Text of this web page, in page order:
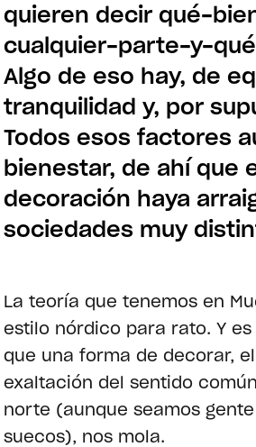
quieren decir qué-
cualquier-parte-y-
Algo de eso hay, de
tranquilidad y, por
Todos esos factores
bienestar, de ahí que
decoración haya
sociedades muy
La teoría que tenemos en
estilo nórdico para rato. Y
que una forma de decorar,
exaltación del sentido
norte (aunque seamos
suecos), nos mola.